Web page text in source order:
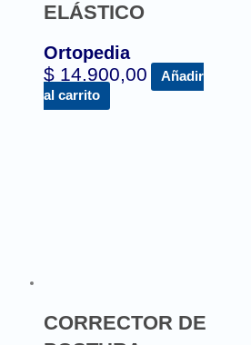
ELÁSTICO
Ortopedia
$ 14.900,00
Añadir
al carrito
CORRECTOR DE